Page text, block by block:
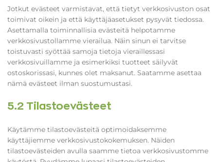
Jotkut evästeet varmistavat, että tietyt verkkosivuston osat
toimivat oikein ja että käyttäjäasetukset pysyvät tiedossa.
Asettamalla toiminnallisia evästeitä helpotamme
verkkosivustollamme vierailua. Näin sinun ei tarvitse
toistuvasti syöttää samoja tietoja vieraillessasi
verkkosivuillamme ja esimerkiksi tuotteet säilyvät
ostoskorissasi, kunnes olet maksanut. Saatamme asettaa
nämä evästeet ilman suostumustasi.
5.2 Tilastoevästeet
Käytämme tilastoevästeitä optimoidaksemme
käyttäjiemme verkkosivustokokemuksen. Näiden
tilastoevästeiden avulla saamme tietoa verkkosivustomme